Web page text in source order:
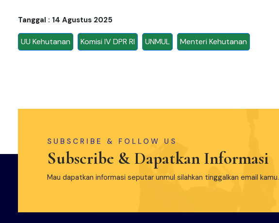
Tanggal : 14 Agustus 2025
UU Kehutanan Komisi IV DPR RI UNMUL Menteri Kehutanan
SUBSCRIBE & FOLLOW US
Subscribe & Dapatkan Informasi
Mau dapatkan informasi seputar unmul silahkan tinggalkan email kamu.